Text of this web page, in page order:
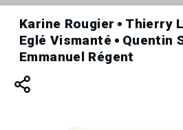
Karine Rougier
Thierry
Eglé Vismanté
Quentin
Emmanuel Régent